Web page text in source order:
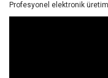
Profesyonel elektronik